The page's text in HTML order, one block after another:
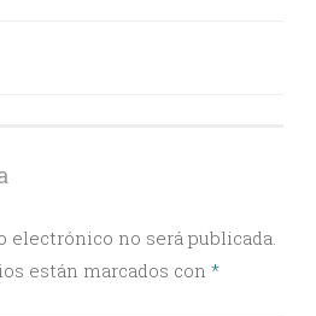
electrónico no será publicada.
están marcados con *